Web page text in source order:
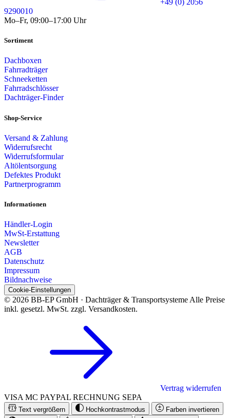
+49 (0) 2056
9290010
Mo–Fr, 09:00–17:00 Uhr
Sortiment
Dachboxen
Fahrradträger
Schneeketten
Fahrradschlösser
Dachträger-Finder
Shop-Service
Versand & Zahlung
Widerrufsrecht
Widerrufsformular
Altölentsorgung
Defektes Produkt
Partnerprogramm
Informationen
Händler-Login
MwSt-Erstattung
Newsletter
AGB
Datenschutz
Impressum
Bildnachweise
Cookie-Einstellungen
© 2026 BB-EP GmbH · Dachträger & Transportsysteme Alle Preise
inkl. gesetzl. MwSt. zzgl. Versandkosten.
Vertrag widerrufen
VISA MC PAYPAL RECHNUNG SEPA
Text vergrößern Hochkontrastmodus
Farben invertieren